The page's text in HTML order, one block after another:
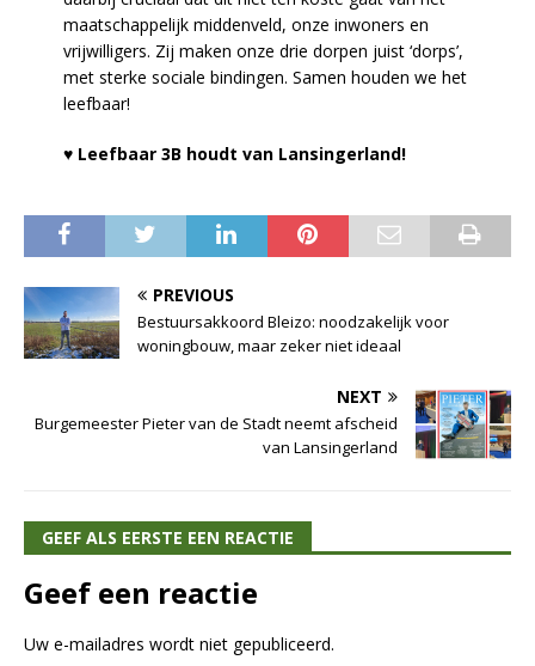
maatschappelijk middenveld, onze inwoners en
vrijwilligers. Zij maken onze drie dorpen juist ‘dorps’,
met sterke sociale bindingen. Samen houden we het
leefbaar!
♥ Leefbaar 3B houdt van Lansingerland!
PREVIOUS
Bestuursakkoord Bleizo: noodzakelijk voor
woningbouw, maar zeker niet ideaal
NEXT
Burgemeester Pieter van de Stadt neemt afscheid
van Lansingerland
GEEF ALS EERSTE EEN REACTIE
Geef een reactie
Uw e-mailadres wordt niet gepubliceerd.